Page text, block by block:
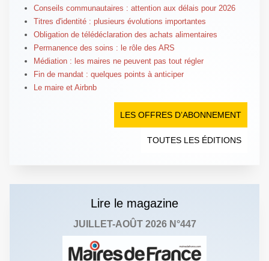
Conseils communautaires : attention aux délais pour 2026
Titres d'identité : plusieurs évolutions importantes
Obligation de télédéclaration des achats alimentaires
Permanence des soins : le rôle des ARS
Médiation : les maires ne peuvent pas tout régler
Fin de mandat : quelques points à anticiper
Le maire et Airbnb
LES OFFRES D’ABONNEMENT
TOUTES LES ÉDITIONS
Lire le magazine
JUILLET-AOÛT 2026 N°447